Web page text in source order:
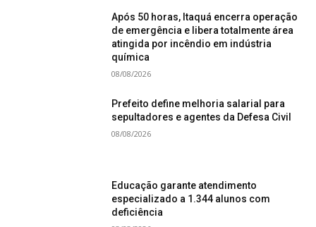
Após 50 horas, Itaquá encerra operação
de emergência e libera totalmente área
atingida por incêndio em indústria
química
08/08/2026
Prefeito define melhoria salarial para
sepultadores e agentes da Defesa Civil
08/08/2026
Educação garante atendimento
especializado a 1.344 alunos com
deficiência